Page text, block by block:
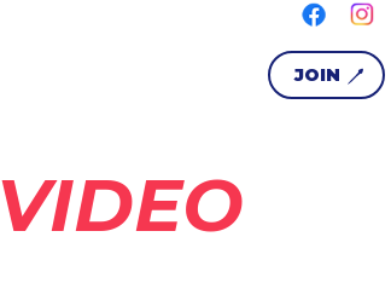
JOIN
VIDEO